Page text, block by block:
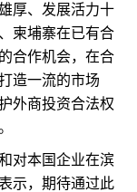
厚、发展活力十
柬埔寨在已有合
合作机会，在合
造一流的市场
外商投资合法权
对本国企业在滨
示，期待通过此